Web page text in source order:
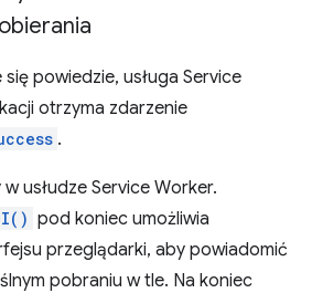
powiedzie, usługa Service
otrzyma zdarzenie
.
usłudze Service Worker.
pod koniec umożliwia
przeglądarki, aby powiadomić
pobraniu w tle. Na koniec